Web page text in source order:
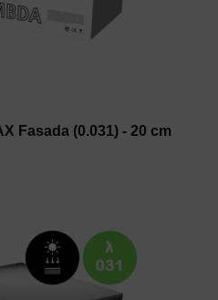
Fasada (0.031) - 20 cm